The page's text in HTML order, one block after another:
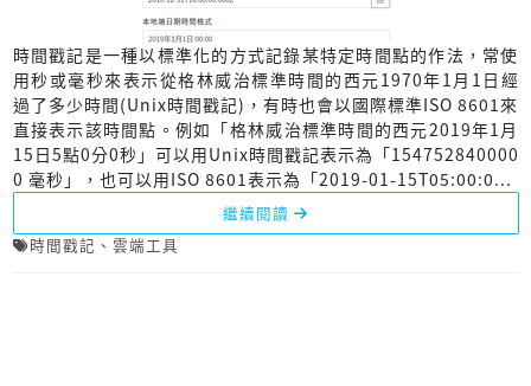
時間戳記是一種以標準化的方式記錄某特定時間點的作法，常使
用秒或毫秒來表示從格林威治標準時間的西元1970年1月1日經
過了多少時間(Unix時間戳記)，有時也會以國際標準ISO 8601來
直接表示該時間點。例如「格林威治標準時間的西元2019年1月
15日5點0分0秒」可以用Unix時間戳記表示為「154752840000
0 毫秒」，也可以用ISO 8601表示為「2019-01-15T05:00:0...
繼續閱讀
時間戳記 、 雲端工具